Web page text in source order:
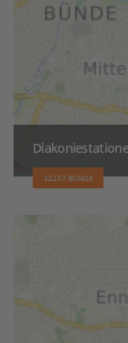
32257 BÜNDE